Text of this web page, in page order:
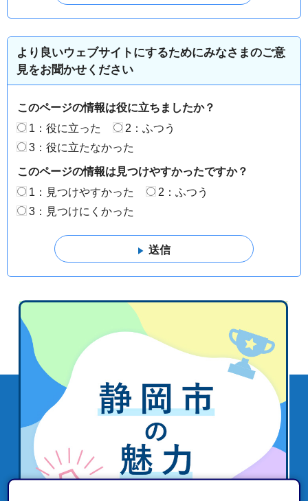
より良いウェブサイトにするためにみなさまのご意
見をお聞かせください
このページの情報は役に立ちましたか？
1：役に立った
2：ふつう
3：役に立たなかった
このページの情報は見つけやすかったですか？
1：見つけやすかった
2：ふつう
3：見つけにくかった